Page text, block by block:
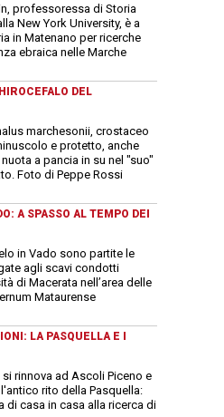
professoressa di Storia
New York University, è a
in Matenano per ricerche
ebraica nelle Marche
DEL
marchesonii, crostaceo
e protetto, anche
a pancia in su nel "suo"
Foto di Peppe Rossi
A SPASSO AL TEMPO DEI
in Vado sono partite le
agli scavi condotti
di Macerata nell’area delle
Mataurense
LA PASQUELLA E I
si rinnova ad Ascoli Piceno e
rito della Pasquella:
di casa in casa alla ricerca di